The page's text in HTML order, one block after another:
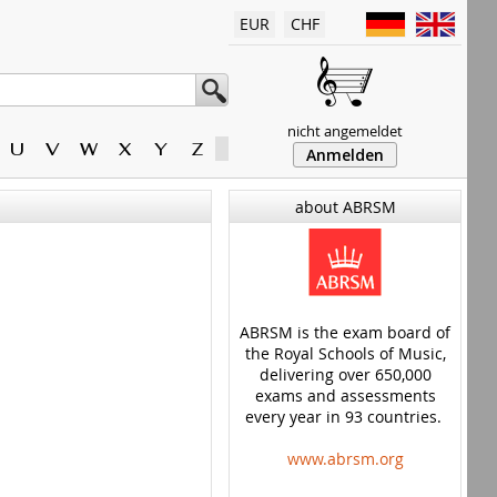
U V W X Y Z
EUR CHF
nicht angemeldet
Anmelden
about ABRSM
ABRSM is the exam board of
the Royal Schools of Music,
delivering over 650,000
exams and assessments
every year in 93 countries.
www.abrsm.org